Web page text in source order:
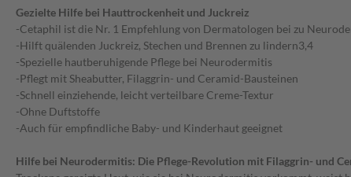
Gezielte Hilfe bei Hauttrockenheit und Juckreiz
-Cetaphil ist die Nr. 1 Empfehlung von Dermatologen bei zu
-Hilft quälenden Juckreiz, Stechen und Brennen zu lindern3,4
-Spezielle hautberuhigende Pflege bei Neurodermitis
-Pflegt mit Sheabutter, Filaggrin- und Ceramid-Bausteinen
-Schnell einziehende, leicht verteilbare Creme-Textur
-Ohne Duftstoffe
-Auch für empfindliche Baby- und Kinderhaut geeignet
Hilfe bei Neurodermitis: Die Pflege-Revolution mit Filaggrin- und